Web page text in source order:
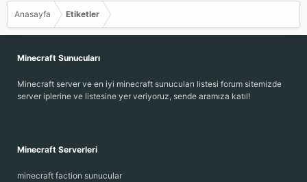
Anasayfa Etiketler
Minecraft Sunucuları
Minecraft server ve en iyi minecraft sunucuları listesi forum sitemizde
server iplerine ve listesine yer veriyoruz, sende aramıza katıl!
Minecraft Serverleri
minecraft faction sunucular